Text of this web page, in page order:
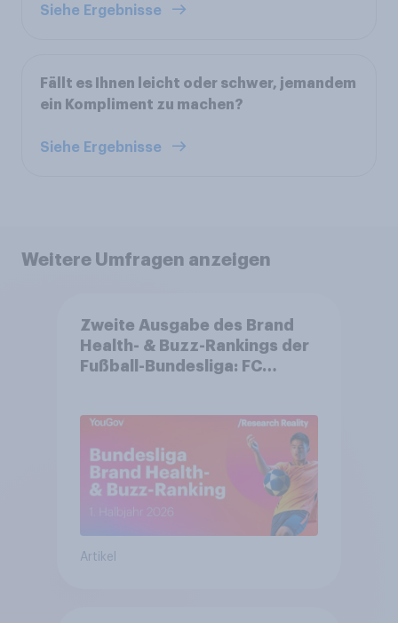
Siehe Ergebnisse
Fällt es Ihnen leicht oder schwer, jemandem
ein Kompliment zu machen?
Siehe Ergebnisse
Weitere Umfragen anzeigen
Zweite Ausgabe des Brand
Health- & Buzz-Rankings der
Fußball-Bundesliga: FC
Artikel